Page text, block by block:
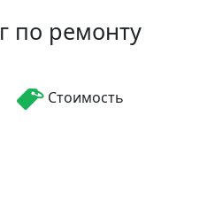
по ремонту
Стоимость